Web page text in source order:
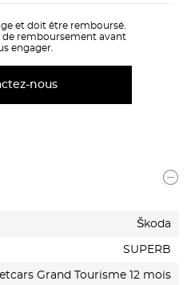
nous
et doit être remboursé.
de remboursement avant
engager.
Škoda
SUPERB
Grand Tourisme 12 mois